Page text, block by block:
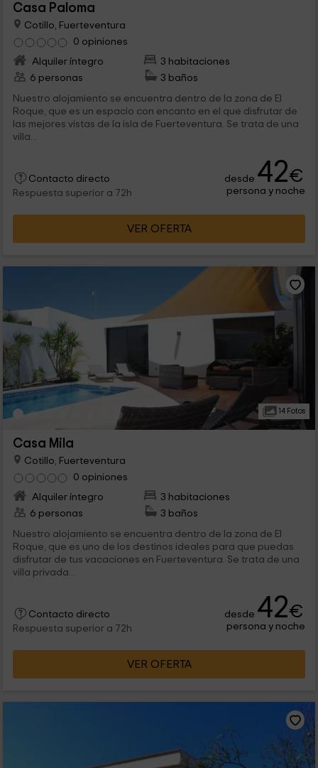
Casa Paloma
Cotillo, Fuerteventura
0 opiniones
Alquiler íntegro
3 habitaciones
6 personas
3 baños
Nuestro alojamiento se encuentra dentro de la zona de El
Roque, que es un espacio con encanto en el que disfrutar de
las mejores vistas de la isla de Fuerteventura. Se trata de una
villa...
Contacto directo
Respuesta superior a 72h
desde 42€
persona y noche
VER OFERTA
14 Fotos
Casa Mila
Cotillo, Fuerteventura
0 opiniones
Alquiler íntegro
3 habitaciones
6 personas
3 baños
Nuestro alojamiento se encuentra dentro de la zona de El
Roque, que es uno de los destinos ideales para que puedas
disfrutar de tus vacaciones en Fuerteventura. Se trata de una
villa privada...
Contacto directo
Respuesta superior a 72h
desde 42€
persona y noche
VER OFERTA